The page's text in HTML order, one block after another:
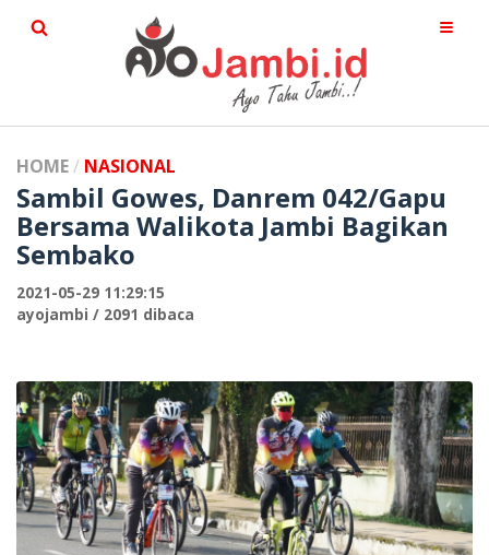
HOME NASIONAL
Sambil Gowes, Danrem 042/Gapu
Bersama Walikota Jambi Bagikan
Sembako
2021-05-29 11:29:15
ayojambi / 2091 dibaca